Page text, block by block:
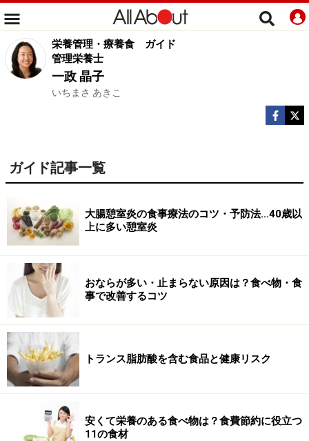
栄養管理・療養食
ガイド
管理栄養士
一政 晶子
いちまさ あきこ
ガイド記事一覧
大腸憩室炎の食事療法のコツ・予防法…40歳以
上に多い憩室炎
おならが多い・止まらない原因は？食べ物・食
事で改善するコツ
トランス脂肪酸を含む食品と健康リスク
安くて栄養のある食べ物は？食費節約に役立つ
11の食材